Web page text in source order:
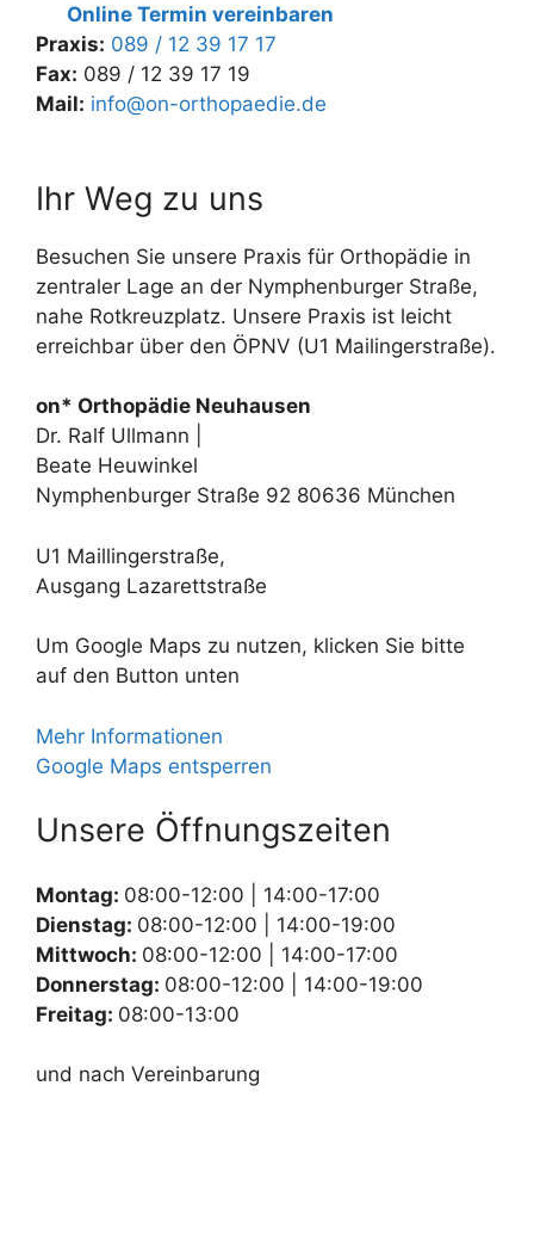
Online Termin vereinbaren
Praxis: 089 / 12 39 17 17
Fax: 089 / 12 39 17 19
Mail: info@on-orthopaedie.de
Ihr Weg zu uns
Besuchen Sie unsere Praxis für Orthopädie in
zentraler Lage an der Nymphenburger Straße,
nahe Rotkreuzplatz. Unsere Praxis ist leicht
erreichbar über den ÖPNV (U1 Mailingerstraße).
on* Orthopädie Neuhausen
Dr. Ralf Ullmann |
Beate Heuwinkel
Nymphenburger Straße 92 80636 München
U1 Maillingerstraße,
Ausgang Lazarettstraße
Um Google Maps zu nutzen, klicken Sie bitte
auf den Button unten
Mehr Informationen
Google Maps entsperren
Unsere Öffnungszeiten
Montag: 08:00-12:00 | 14:00-17:00
Dienstag: 08:00-12:00 | 14:00-19:00
Mittwoch: 08:00-12:00 | 14:00-17:00
Donnerstag: 08:00-12:00 | 14:00-19:00
Freitag: 08:00-13:00
und nach Vereinbarung